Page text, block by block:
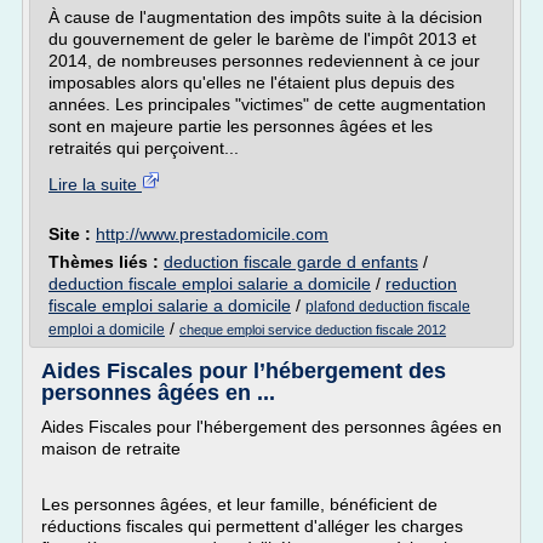
À cause de l'augmentation des impôts suite à la décision
du gouvernement de geler le barème de l'impôt 2013 et
2014, de nombreuses personnes redeviennent à ce jour
imposables alors qu'elles ne l'étaient plus depuis des
années. Les principales "victimes" de cette augmentation
sont en majeure partie les personnes âgées et les
retraités qui perçoivent...
Lire la suite
Site : http://www.prestadomicile.com
Thèmes liés : deduction fiscale garde d enfants /
deduction fiscale emploi salarie a domicile / reduction
fiscale emploi salarie a domicile / plafond deduction fiscale
emploi a domicile / cheque emploi service deduction fiscale 2012
Aides Fiscales pour l’hébergement des
personnes âgées en ...
Aides Fiscales pour l'hébergement des personnes âgées en
maison de retraite
Les personnes âgées, et leur famille, bénéficient de
réductions fiscales qui permettent d'alléger les charges